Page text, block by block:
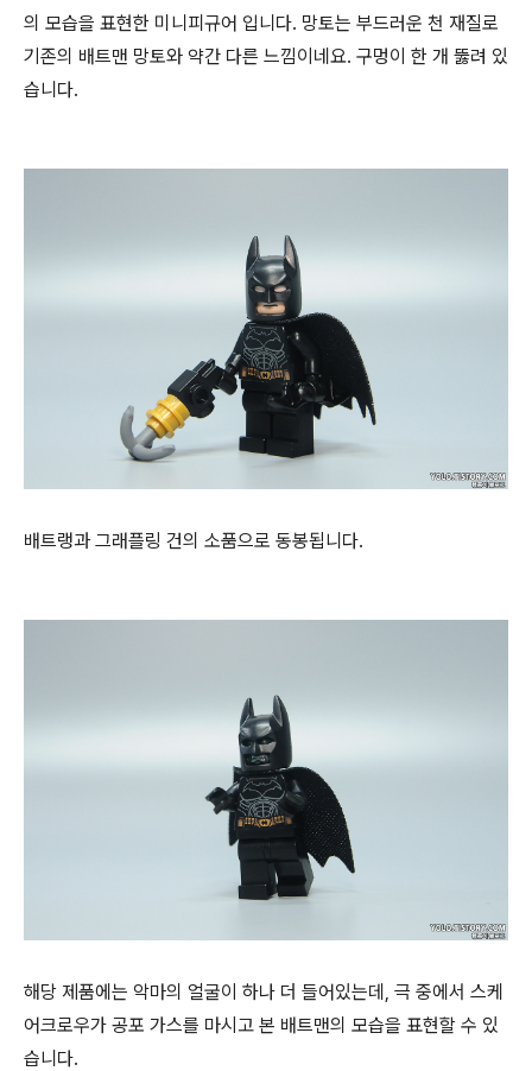
의 모습을 표현한 미니피규어 입니다. 망토는 부드러운 천 재질로
기존의 배트맨 망토와 약간 다른 느낌이네요. 구멍이 한 개 뚫려 있
습니다.
배트랭과 그래플링 건의 소품으로 동봉됩니다.
해당 제품에는 악마의 얼굴이 하나 더 들어있는데, 극 중에서 스케
어크로우가 공포 가스를 마시고 본 배트맨의 모습을 표현할 수 있
습니다.